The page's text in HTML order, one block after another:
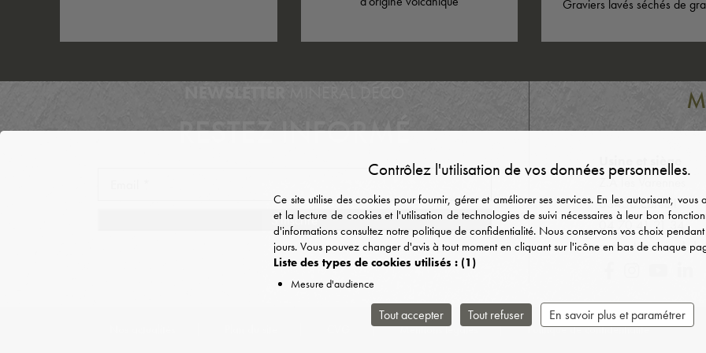
Contrôlez l'utilisation de vos données personnelles.
Ce site utilise des cookies pour fournir, gérer et améliorer ses services. En les autorisant,
et la lecture de cookies et l'utilisation de technologies de suivi nécessaires à leur bon
d'informations consultez notre politique de confidentialité. Nous conservons vos choix
jours. Vous pouvez changer d'avis à tout moment en cliquant sur l'icône en bas de chaque
Liste des types de cookies utilisés : (1)
Mesure d'audience
Tout accepter Tout refuser En savoir plus et paramétrer
Graviers lavés séchés de
RESTEZ INFORMÉ
M
Usine et siège
Z.A les Varennes
03450 Ebreuil
04 70 41 21 34
contact@mineral-
Mentions légales Politique de confidentialité